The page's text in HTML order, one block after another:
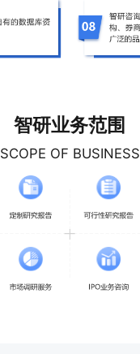
智研业务范围
SCOPE OF BUSINESS